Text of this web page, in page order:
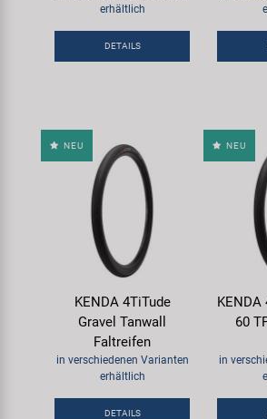
erhältlich
DETAILS
NEU
KENDA 4TiTude
Gravel Tanwall
Faltreifen
in verschiedenen Varianten
erhältlich
DETAILS
NEU
KENDA
60
in